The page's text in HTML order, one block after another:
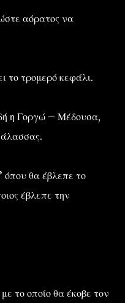
αόρατος να
το τρομερό κεφάλι.
η Γοργώ – Μέδουσα,
θα έβλεπε το
έβλεπε την
το οποίο θα έκοβε τον